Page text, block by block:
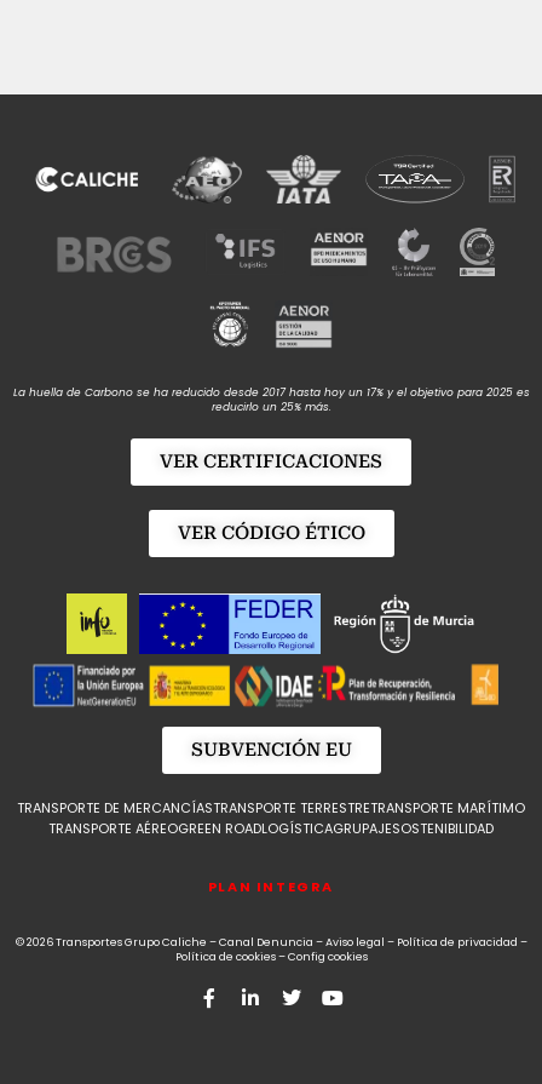
La huella de Carbono se ha reducido desde 2017 hasta hoy un 17% y el objetivo para 2025 es
reducirlo un 25% más.
VER CERTIFICACIONES
VER CÓDIGO ÉTICO
SUBVENCIÓN EU
TRANSPORTE DE MERCANCÍASTRANSPORTE TERRESTRETRANSPORTE MARÍTIMO
TRANSPORTE AÉREOGREEN ROADLOGÍSTICAGRUPAJESOSTENIBILIDAD
PLAN INTEGRA
© 2026 Transportes Grupo Caliche –Canal Denuncia –Aviso legal – Política de privacidad –
Política de cookies–Config cookies